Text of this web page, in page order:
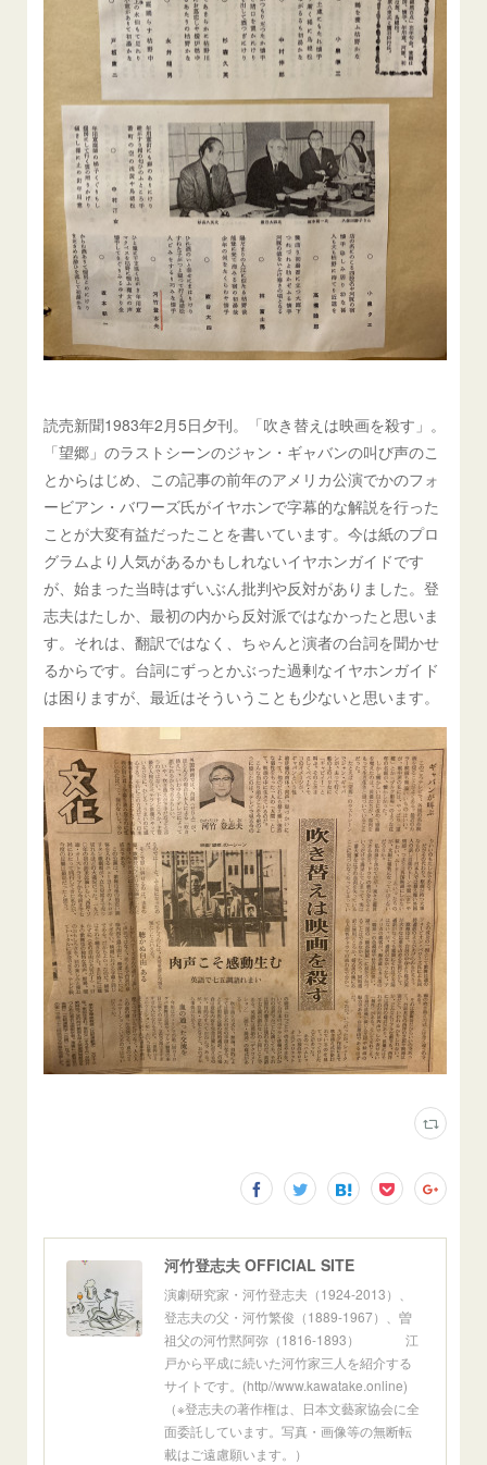
読売新聞1983年2月5日夕刊。「吹き替えは映画を殺す」。
「望郷」のラストシーンのジャン・ギャバンの叫び声のこ
とからはじめ、この記事の前年のアメリカ公演でかのフォ
ービアン・バワーズ氏がイヤホンで字幕的な解説を行った
ことが大変有益だったことを書いています。今は紙のプロ
グラムより人気があるかもしれないイヤホンガイドです
が、始まった当時はずいぶん批判や反対がありました。登
志夫はたしか、最初の内から反対派ではなかったと思いま
す。それは、翻訳ではなく、ちゃんと演者の台詞を聞かせ
るからです。台詞にずっとかぶった過剰なイヤホンガイド
は困りますが、最近はそういうことも少ないと思います。
河竹登志夫 OFFICIAL SITE
演劇研究家・河竹登志夫（1924-2013）、
登志夫の父・河竹繁俊（1889-1967）、曽
祖父の河竹黙阿弥（1816-1893） 江
戸から平成に続いた河竹家三人を紹介する
サイトです。(http//www.kawatake.online)
（※登志夫の著作権は、日本文藝家協会に全
面委託しています。写真・画像等の無断転
載はご遠慮願います。）